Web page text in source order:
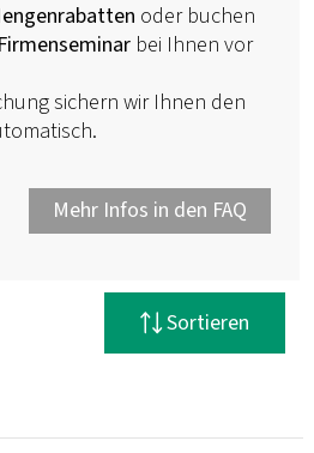
zurücksetzen
oder buchen
bei Ihnen vor
sichern wir Ihnen den
Mehr Infos in den FAQ
Sortieren